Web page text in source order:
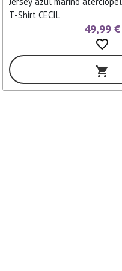
T-Shirt CECIL
49,99 €
favorite_border
shopping_cart